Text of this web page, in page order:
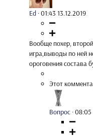
Ed ·01:43 13.12.2019
Вообще похер,
игра,выводы по ней
ороговения состава
Этот
Вопрос ·08:05